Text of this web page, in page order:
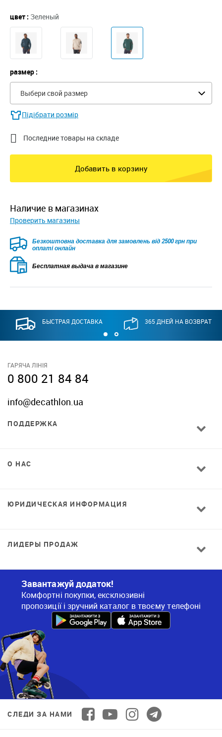
цвет : Зеленый
размер :
Выбери свой размер
Підібрати розмір
 Последние товары на складе
Добавить в корзину
наличие в магазинах
Проверить магазины
Безкоштовна доставка для замовлень від 2500 грн при
оплаті онлайн
Бесплатная выдача в магазине
БЫСТРАЯ ДОСТАВКА 365 ДНЕЙ НА ВОЗВРАТ
ГАРЯЧА ЛІНІЯ
0 800 21 84 84
info@decathlon.ua
ПОДДЕРЖКА
О НАС
ЮРИДИЧЕСКАЯ ИНФОРМАЦИЯ
ЛИДЕРЫ ПРОДАЖ
Завантажуй додаток!
Комфортні покупки, ексклюзивні
пропозиції і зручний каталог в твоєму телефоні
СЛЕДИ ЗА НАМИ